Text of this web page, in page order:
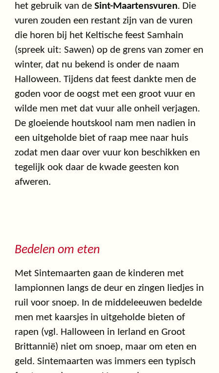
het gebruik van de Sint-Maartensvuren. Die
vuren zouden een restant zijn van de vuren
die horen bij het Keltische feest Samhain
(spreek uit: Sawen) op de grens van zomer en
winter, dat nu bekend is onder de naam
Halloween. Tijdens dat feest dankte men de
goden voor de oogst met een groot vuur en
wilde men met dat vuur alle onheil verjagen.
De gloeiende houtskool nam men nadien in
een uitgeholde biet of raap mee naar huis
zodat men daar over vuur kon beschikken en
tegelijk ook daar de kwade geesten kon
afweren.
Bedelen om eten
Met Sintemaarten gaan de kinderen met
lampionnen langs de deur en zingen liedjes in
ruil voor snoep. In de middeleeuwen bedelde
men met kaarsjes in uitgeholde bieten of
rapen (vgl. Halloween in Ierland en Groot
Brittannië) niet om snoep, maar om eten en
geld. Sintemaarten was immers een typisch